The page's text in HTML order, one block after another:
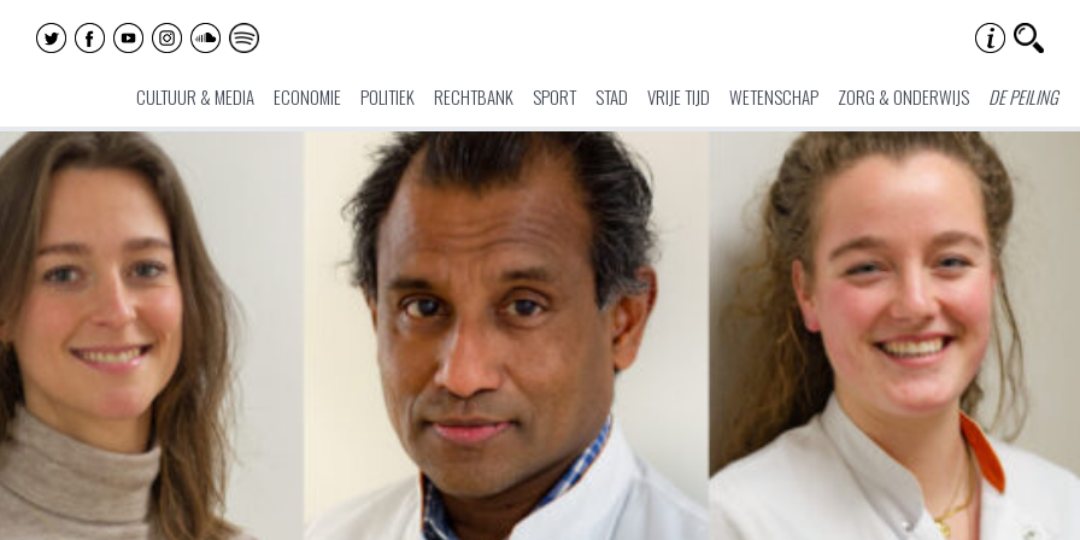
CULTUUR & MEDIA ECONOMIE POLITIEK RECHTBANK SPORT STAD VRIJE TIJD WETENSCHAP ZORG & ONDERWIJS DE PEILING